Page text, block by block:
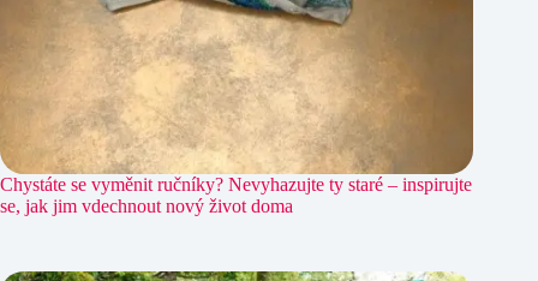
Chystáte se vyměnit ručníky? Nevyhazujte ty staré – inspirujte
se, jak jim vdechnout nový život doma